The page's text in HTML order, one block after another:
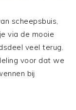
scheepsbuis,
via de mooie
veel terug.
voor dat we
bij